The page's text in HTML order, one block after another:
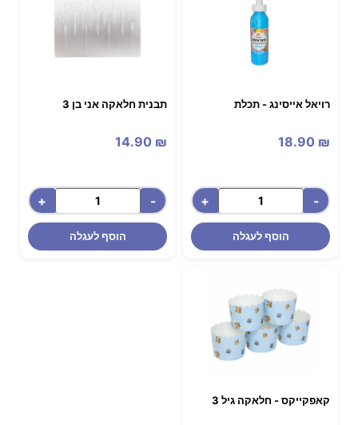
רויאל אייסינג - תכלת
18.90 ₪
-
+
הוסף לעגלה
תבנית חלאקה אני בן 3
14.90 ₪
-
+
הוסף לעגלה
קאפקייקס - חלאקה גיל 3